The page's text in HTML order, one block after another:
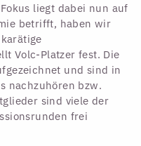
liegt dabei nun auf
betrifft, haben wir
Volc-Platzer fest. Die
und sind in
nachzuhören bzw.
sind viele der
frei